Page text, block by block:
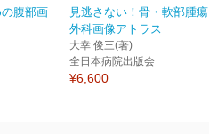
腹部画
見逃さない！骨・軟部腫瘍
外科画像アトラス
大幸 俊三(著)
全日本病院出版会
¥6,600